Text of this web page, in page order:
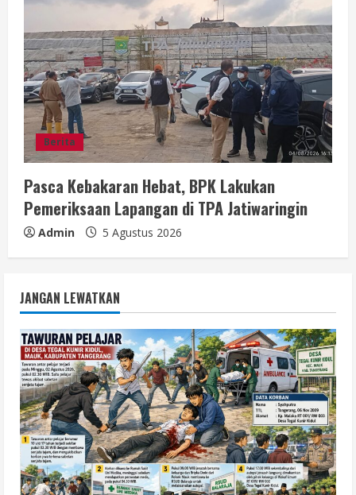
Berita
Pasca Kebakaran Hebat, BPK Lakukan
Pemeriksaan Lapangan di TPA Jatiwaringin
Admin 5 Agustus 2026
JANGAN LEWATKAN